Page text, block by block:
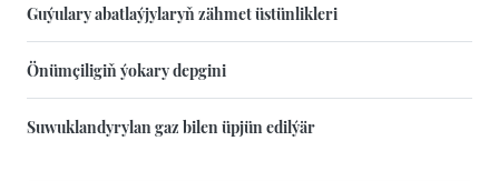
Guýulary abatlaýjylaryň zähmet üstünlikleri
Önümçiligiň ýokary depgini
Suwuklandyrylan gaz bilen üpjün edilýär